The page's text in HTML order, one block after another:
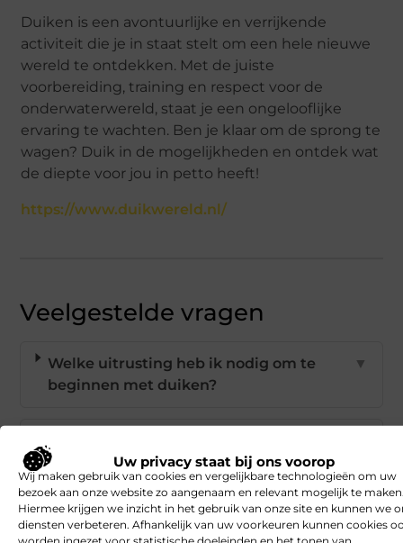
Uw privacy staat bij ons voorop
Wij maken gebruik van cookies en vergelijkbare technologieën om uw
bezoek aan onze website zo aangenaam en relevant mogelijk te
Hiermee krijgen we inzicht in het gebruik van onze site en kunnen we
diensten verbeteren. Afhankelijk van uw voorkeuren kunnen cookies
Duiken is een avontuurlijke en verrijkende
activiteit die je in staat stelt om een hele nieuwe
wereld te ontdekken. Met de juiste
voorbereiding, training en respect voor de
onderwaterwereld, staat je een ongelooflijke
ervaring te wachten. Ben je klaar om de sprong te
wagen? Duik in de mogelijkheden en ontdek wat
de diepte voor jou in petto heeft!
https://www.duikwereld.nl/
Veelgestelde vragen
Welke uitrusting heb ik nodig om te
beginnen met duiken?
▼
beginners?
Waarom is een duikmedisch onderzoek
▼